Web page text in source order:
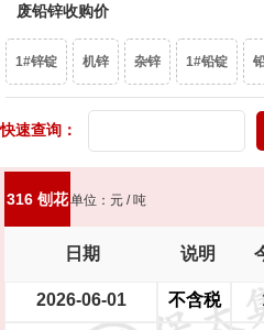
货车(8吨以上)(集装箱、自卸车减50元/吨)
新能源轿车（铝圈） 新能源轿车（铁圈
大型电瓶车
废铅锌收购价
1#锌锭 机锌 杂锌 1#铅锭
头灯
快速查询：
316 刨花单位：元 / 吨
日期 说明
2026-06-01 不含税